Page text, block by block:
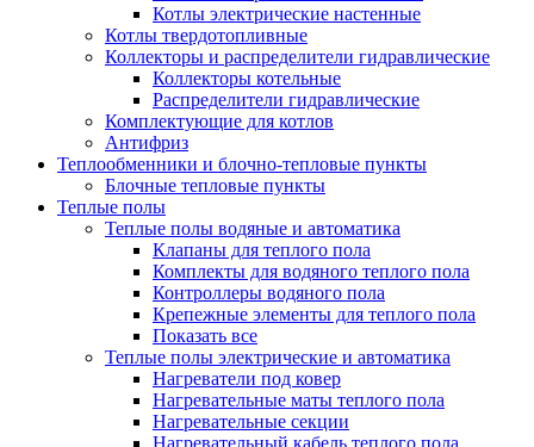
Котлы электрические настенные
Котлы твердотопливные
Коллекторы и распределители гидравлические
Коллекторы котельные
Распределители гидравлические
Комплектующие для котлов
Антифриз
Теплообменники и блочно-тепловые пункты
Блочные тепловые пункты
Теплые полы
Теплые полы водяные и автоматика
Клапаны для теплого пола
Комплекты для водяного теплого пола
Контроллеры водяного пола
Крепежные элементы для теплого пола
Показать все
Теплые полы электрические и автоматика
Нагреватели под ковер
Нагревательные маты теплого пола
Нагревательные секции
Нагревательный кабель теплого пола